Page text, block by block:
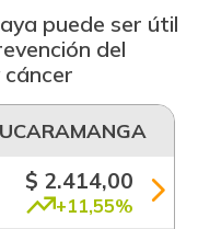
puede ser útil
del
cáncer
$ 2.414,00
+11,55%